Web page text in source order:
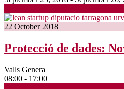
22 October 2018
Protecció de dades:
Valls Genera
08:00 - 17:00